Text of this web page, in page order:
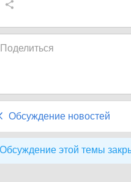
Поделиться
Обсуждение новостей
Обсуждение этой темы